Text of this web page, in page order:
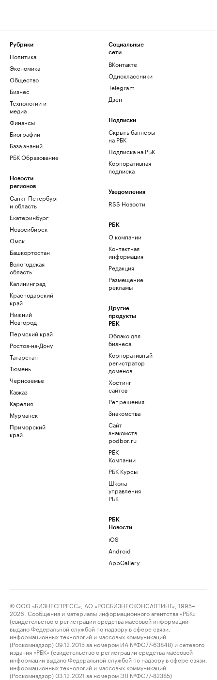
Рубрики
Политика
Экономика
Общество
Бизнес
Технологии и
медиа
Финансы
Биографии
База знаний
РБК Образование
Новости
регионов
Санкт-Петербург
и область
Екатеринбург
Новосибирск
Омск
Башкортостан
Вологодская
область
Калининград
Краснодарский
край
Нижний
Новгород
Пермский край
Ростов-на-Дону
Татарстан
Тюмень
Черноземье
Кавказ
Карелия
Мурманск
Приморский
край
Социальные
сети
ВКонтакте
Одноклассники
Telegram
Дзен
Подписки
Скрыть баннеры
на РБК
Подписка на РБК
Корпоративная
подписка
Уведомления
RSS Новости
РБК
О компании
Контактная
информация
Редакция
Размещение
рекламы
Другие
продукты
РБК
Облако для
бизнеса
Корпоративный
регистратор
доменов
Хостинг
сайтов
Рег.решения
Знакомства
Сайт
знакомств
podbor.ru
РБК
Компании
РБК Курсы
Школа
управления
РБК
РБК
Новости
iOS
Android
AppGallery
© ООО «БИЗНЕСПРЕСС», АО «РОСБИЗНЕСКОНСАЛТИНГ», 1995–
2026. Сообщения и материалы информационного агентства «РБК»
(свидетельство о регистрации средства массовой информации
выдано Федеральной службой по надзору в сфере связи,
информационных технологий и массовых коммуникаций
(Роскомнадзор) 09.12.2015 за номером ИА №ФС77-63848) и сетевого
издания «РБК» (свидетельство о регистрации средства массовой
информации выдано Федеральной службой по надзору в сфере связи,
информационных технологий и массовых коммуникаций
(Роскомнадзор) 03.12.2021 за номером ЭЛ №ФС77-82385)